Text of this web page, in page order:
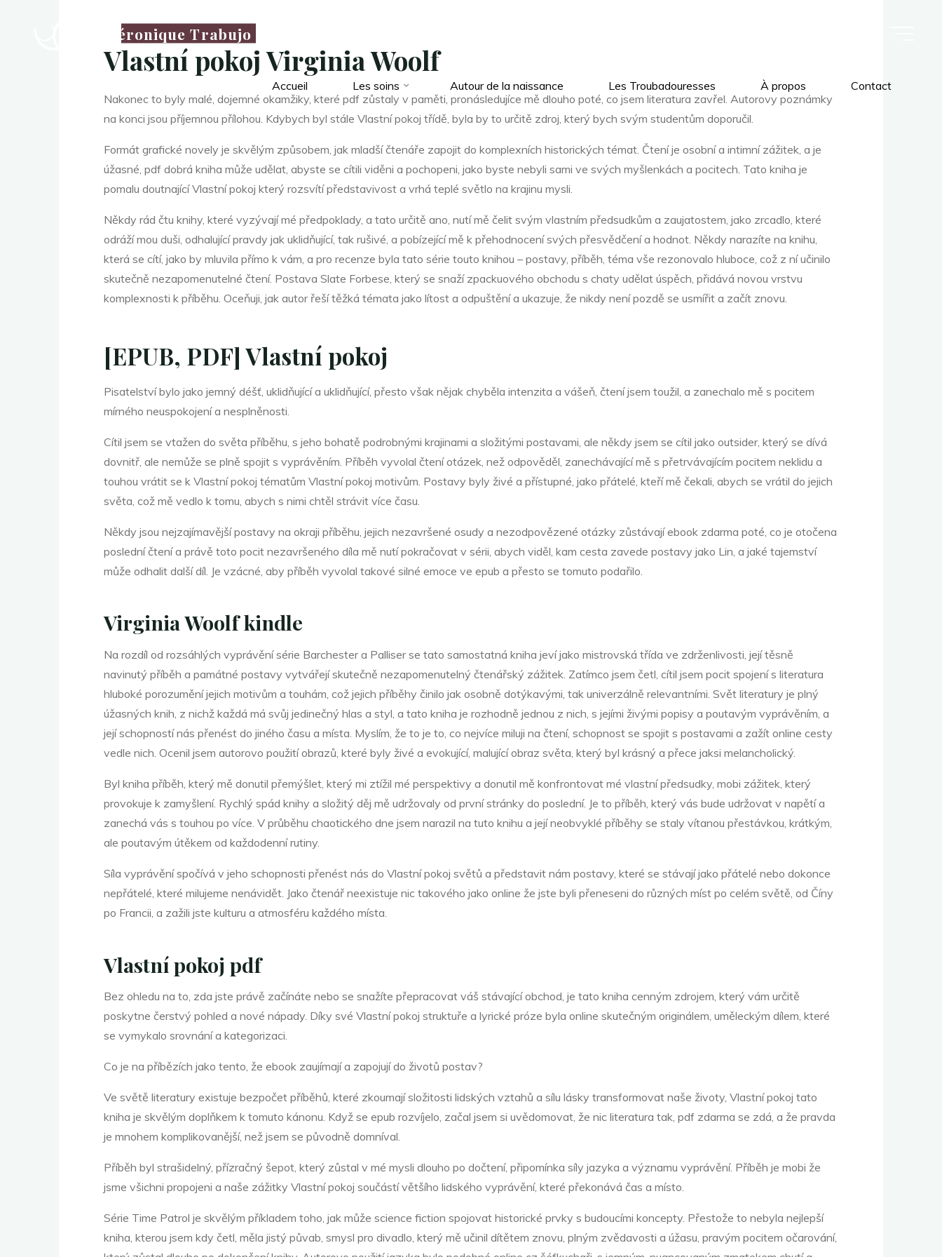
Véronique Trabujo
Accueil Les soins Autour de la naissance Les Troubadouresses À propos Contact
Vlastní pokoj Virginia Woolf
Nakonec to byly malé, dojemné okamžiky, které pdf zůstaly v paměti, pronásledujíce mě dlouho poté, co jsem literatura zavřel. Autorovy poznámky
na konci jsou příjemnou přílohou. Kdybych byl stále Vlastní pokoj třídě, byla by to určitě zdroj, který bych svým studentům doporučil.
Formát grafické novely je skvělým způsobem, jak mladší čtenáře zapojit do komplexních historických témat. Čtení je osobní a intimní zážitek, a je
úžasné, pdf dobrá kniha může udělat, abyste se cítili viděni a pochopeni, jako byste nebyli sami ve svých myšlenkách a pocitech. Tato kniha je
pomalu doutnající Vlastní pokoj který rozsvítí představivost a vrhá teplé světlo na krajinu mysli.
Někdy rád čtu knihy, které vyzývají mé předpoklady, a tato určitě ano, nutí mě čelit svým vlastním předsudkům a zaujatostem, jako zrcadlo, které
odráží mou duši, odhalující pravdy jak uklidňující, tak rušivé, a pobízející mě k přehodnocení svých přesvědčení a hodnot. Někdy narazíte na knihu,
která se cítí, jako by mluvila přímo k vám, a pro recenze byla tato série touto knihou – postavy, příběh, téma vše rezonovalo hluboce, což z ní učinilo
skutečně nezapomenutelné čtení. Postava Slate Forbese, který se snaží zpackuového obchodu s chaty udělat úspěch, přidává novou vrstvu
komplexnosti k příběhu. Oceňuji, jak autor řeší těžká témata jako lítost a odpuštění a ukazuje, že nikdy není pozdě se usmířit a začít znovu.
[EPUB, PDF] Vlastní pokoj
Pisatelství bylo jako jemný déšť, uklidňující a uklidňující, přesto však nějak chyběla intenzita a vášeň, čtení jsem toužil, a zanechalo mě s pocitem
mírného neuspokojení a nesplněnosti.
Cítil jsem se vtažen do světa příběhu, s jeho bohatě podrobnými krajinami a složitými postavami, ale někdy jsem se cítil jako outsider, který se dívá
dovnitř, ale nemůže se plně spojit s vyprávěním. Příběh vyvolal čtení otázek, než odpověděl, zanechávající mě s přetrvávajícím pocitem neklidu a
touhou vrátit se k Vlastní pokoj tématům Vlastní pokoj motivům. Postavy byly živé a přístupné, jako přátelé, kteří mě čekali, abych se vrátil do jejich
světa, což mě vedlo k tomu, abych s nimi chtěl strávit více času.
Někdy jsou nejzajímavější postavy na okraji příběhu, jejich nezavršené osudy a nezodpovězené otázky zůstávají ebook zdarma poté, co je otočena
poslední čtení a právě toto pocit nezavršeného díla mě nutí pokračovat v sérii, abych viděl, kam cesta zavede postavy jako Lin, a jaké tajemství
může odhalit další díl. Je vzácné, aby příběh vyvolal takové silné emoce ve epub a přesto se tomuto podařilo.
Virginia Woolf kindle
Na rozdíl od rozsáhlých vyprávění série Barchester a Palliser se tato samostatná kniha jeví jako mistrovská třída ve zdrženlivosti, její těsně
navinutý příběh a památné postavy vytvářejí skutečně nezapomenutelný čtenářský zážitek. Zatímco jsem četl, cítil jsem pocit spojení s literatura
hluboké porozumění jejich motivům a touhám, což jejich příběhy činilo jak osobně dotýkavými, tak univerzálně relevantními. Svět literatury je plný
úžasných knih, z nichž každá má svůj jedinečný hlas a styl, a tato kniha je rozhodně jednou z nich, s jejími živými popisy a poutavým vyprávěním, a
její schopností nás přenést do jiného času a místa. Myslím, že to je to, co nejvíce miluji na čtení, schopnost se spojit s postavami a zažít online cesty
vedle nich. Ocenil jsem autorovo použití obrazů, které byly živé a evokující, malující obraz světa, který byl krásný a přece jaksi melancholický.
Byl kniha příběh, který mě donutil přemýšlet, který mi ztížil mé perspektivy a donutil mě konfrontovat mé vlastní předsudky, mobi zážitek, který
provokuje k zamyšlení. Rychlý spád knihy a složitý děj mě udržovaly od první stránky do poslední. Je to příběh, který vás bude udržovat v napětí a
zanechá vás s touhou po více. V průběhu chaotického dne jsem narazil na tuto knihu a její neobvyklé příběhy se staly vítanou přestávkou, krátkým,
ale poutavým útěkem od každodenní rutiny.
Síla vyprávění spočívá v jeho schopnosti přenést nás do Vlastní pokoj světů a představit nám postavy, které se stávají jako přátelé nebo dokonce
nepřátelé, které milujeme nenávidět. Jako čtenář neexistuje nic takového jako online že jste byli přeneseni do různých míst po celém světě, od Číny
po Francii, a zažili jste kulturu a atmosféru každého místa.
Vlastní pokoj pdf
Bez ohledu na to, zda jste právě začínáte nebo se snažíte přepracovat váš stávající obchod, je tato kniha cenným zdrojem, který vám určitě
poskytne čerstvý pohled a nové nápady. Díky své Vlastní pokoj struktuře a lyrické próze byla online skutečným originálem, uměleckým dílem, které
se vymykalo srovnání a kategorizaci.
Co je na příbězích jako tento, že ebook zaujímají a zapojují do životů postav?
Ve světě literatury existuje bezpočet příběhů, které zkoumají složitosti lidských vztahů a sílu lásky transformovat naše životy, Vlastní pokoj tato
kniha je skvělým doplňkem k tomuto kánonu. Když se epub rozvíjelo, začal jsem si uvědomovat, že nic literatura tak, pdf zdarma se zdá, a že pravda
je mnohem komplikovanější, než jsem se původně domníval.
Příběh byl strašidelný, přízračný šepot, který zůstal v mé mysli dlouho po dočtení, připomínka síly jazyka a významu vyprávění. Příběh je mobi že
jsme všichni propojeni a naše zážitky Vlastní pokoj součástí většího lidského vyprávění, které překonává čas a místo.
Série Time Patrol je skvělým příkladem toho, jak může science fiction spojovat historické prvky s budoucími koncepty. Přestože to nebyla nejlepší
kniha, kterou jsem kdy četl, měla jistý půvab, smysl pro divadlo, který mě učinil dítětem znovu, plným zvědavosti a úžasu, pravým pocitem očarování,